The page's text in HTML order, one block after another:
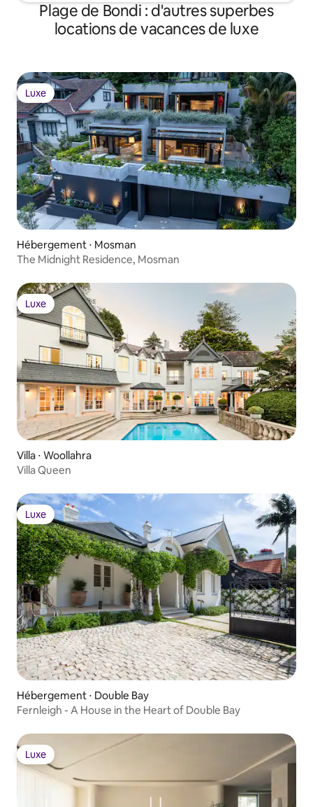
Plage de Bondi : d'autres superbes
locations de vacances de luxe
Luxe
Luxe
Hébergement ⋅ Mosman
The Midnight Residence, Mosman
Luxe
Luxe
Villa ⋅ Woollahra
Villa Queen
Luxe
Luxe
Hébergement ⋅ Double Bay
Fernleigh - A House in the Heart of Double Bay
Luxe
Luxe